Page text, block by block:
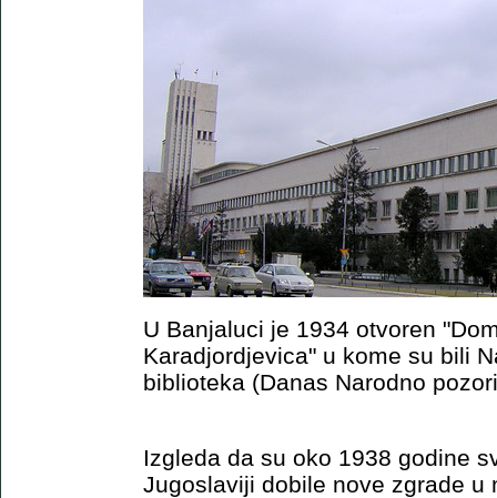
U Banjaluci je 1934 otvoren
Karadjordjevica" u kome su bili
biblioteka (Danas Narodno
Izgleda da su oko 1938 godine
Jugoslaviji dobile nove zgrade u